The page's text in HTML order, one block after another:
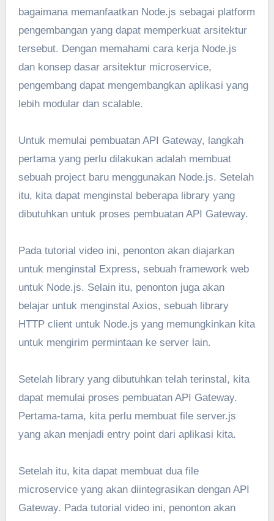
bagaimana memanfaatkan Node.js sebagai platform
pengembangan yang dapat memperkuat arsitektur
tersebut. Dengan memahami cara kerja Node.js
dan konsep dasar arsitektur microservice,
pengembang dapat mengembangkan aplikasi yang
lebih modular dan scalable.
Untuk memulai pembuatan API Gateway, langkah
pertama yang perlu dilakukan adalah membuat
sebuah project baru menggunakan Node.js. Setelah
itu, kita dapat menginstal beberapa library yang
dibutuhkan untuk proses pembuatan API Gateway.
Pada tutorial video ini, penonton akan diajarkan
untuk menginstal Express, sebuah framework web
untuk Node.js. Selain itu, penonton juga akan
belajar untuk menginstal Axios, sebuah library
HTTP client untuk Node.js yang memungkinkan kita
untuk mengirim permintaan ke server lain.
Setelah library yang dibutuhkan telah terinstal, kita
dapat memulai proses pembuatan API Gateway.
Pertama-tama, kita perlu membuat file server.js
yang akan menjadi entry point dari aplikasi kita.
Setelah itu, kita dapat membuat dua file
microservice yang akan diintegrasikan dengan API
Gateway. Pada tutorial video ini, penonton akan